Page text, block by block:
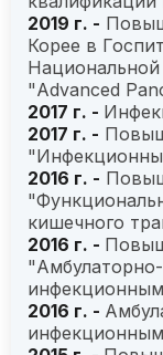
2019 г. -
Корее в
Национальной
"Advanced
2017 г. -
2017 г. -
2016 г. -
кишечного
2016 г. -
2016 г. -